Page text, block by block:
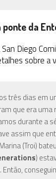
ponte da
San Diego
sobre a
três dias em
que era uma
durante a
assim que
(Troi)
)
Então,